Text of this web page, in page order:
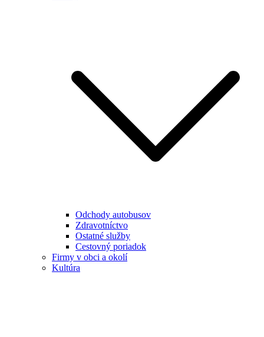
Odchody autobusov
Zdravotníctvo
Ostatné služby
Cestovný poriadok
Firmy v obci a okolí
Kultúra